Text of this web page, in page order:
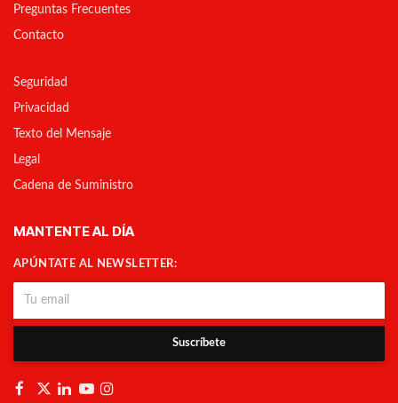
Preguntas Frecuentes
Contacto
Seguridad
Privacidad
Texto del Mensaje
Legal
Cadena de Suministro
MANTENTE AL DÍA
APÚNTATE AL NEWSLETTER:
Suscríbete